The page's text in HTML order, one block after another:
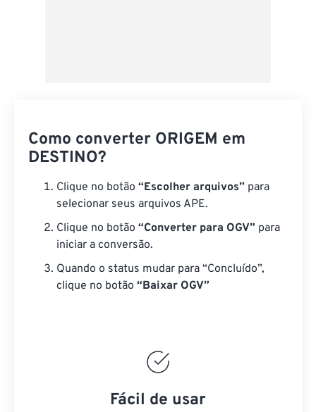
Como converter ORIGEM em
DESTINO?
Clique no botão “Escolher arquivos” para
selecionar seus arquivos APE.
Clique no botão “Converter para OGV” para
iniciar a conversão.
Quando o status mudar para “Concluído”,
clique no botão “Baixar OGV”
Fácil de usar